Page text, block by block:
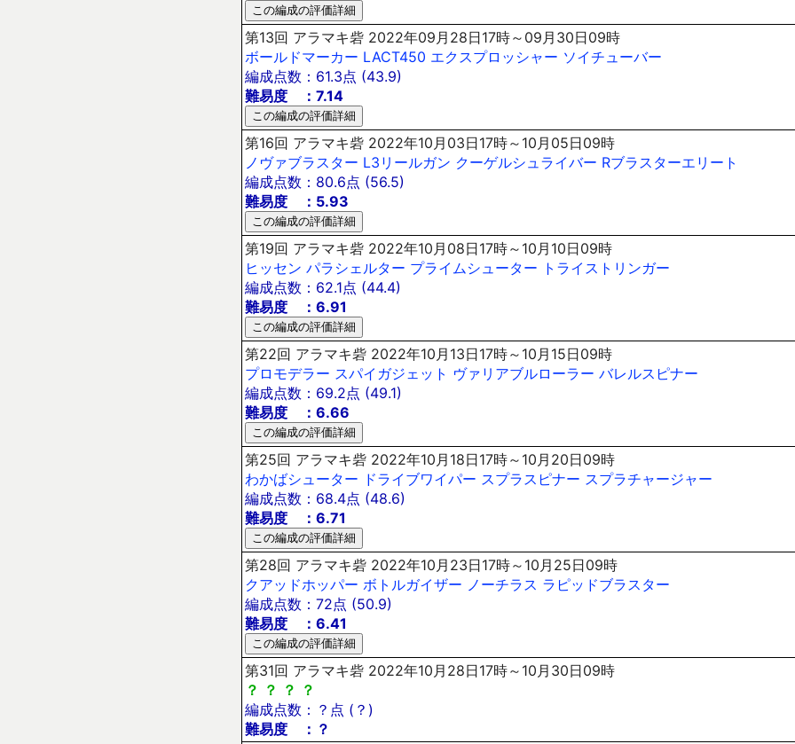
第13回 アラマキ砦 2022年09月28日17時～09月30日09時
ボールドマーカー LACT450 エクスプロッシャー ソイチューバー
編成点数：61.3点 (43.9)
難易度 ：7.14
第16回 アラマキ砦 2022年10月03日17時～10月05日09時
ノヴァブラスター L3リールガン クーゲルシュライバー Rブラスターエリート
編成点数：80.6点 (56.5)
難易度 ：5.93
第19回 アラマキ砦 2022年10月08日17時～10月10日09時
ヒッセン パラシェルター プライムシューター トライストリンガー
編成点数：62.1点 (44.4)
難易度 ：6.91
第22回 アラマキ砦 2022年10月13日17時～10月15日09時
プロモデラー スパイガジェット ヴァリアブルローラー バレルスピナー
編成点数：69.2点 (49.1)
難易度 ：6.66
第25回 アラマキ砦 2022年10月18日17時～10月20日09時
わかばシューター ドライブワイパー スプラスピナー スプラチャージャー
編成点数：68.4点 (48.6)
難易度 ：6.71
第28回 アラマキ砦 2022年10月23日17時～10月25日09時
クアッドホッパー ボトルガイザー ノーチラス ラピッドブラスター
編成点数：72点 (50.9)
難易度 ：6.41
第31回 アラマキ砦 2022年10月28日17時～10月30日09時
？ ？ ？ ？
編成点数：？点 (？)
難易度 ：？